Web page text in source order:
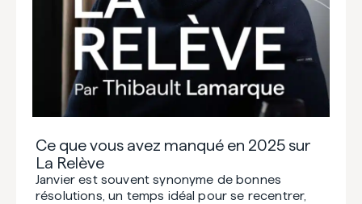
Ce que vous avez manqué en 2025 sur
La Relève
Janvier est souvent synonyme de bonnes
résolutions, un temps idéal pour se recentrer,